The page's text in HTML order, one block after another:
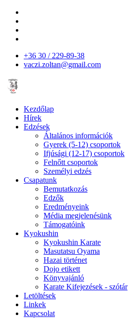
+36 30 / 229-89-38
vaczi.zoltan@gmail.com
Kezdőlap
Hírek
Edzések
Általános információk
Gyerek (5-12) csoportok
Ifjúsági (12-17) csoportok
Felnőtt csoportok
Személyi edzés
Csapatunk
Bemutatkozás
Edzők
Eredményeink
Média megjelenésünk
Támogatóink
Kyokushin
Kyokushin Karate
Masutatsu Oyama
Hazai történet
Dojo etikett
Könyvajánló
Karate Kifejezések - szótár
Letöltések
Linkek
Kapcsolat